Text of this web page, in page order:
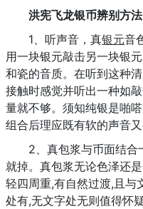
洪宪飞龙银币辨别方法
1、听声音，真银元音
用一块银元敲击另一块银
和瓷的音质。在听到这种
接触时感觉并听出一种如
量就不够。须知纯银是啪
组合后理应既有软的声音又
2、真包浆与币面结合
就掉。真包浆无论色泽还
轻四周重,有自然过渡,且与
处有,无文字处无则值得怀